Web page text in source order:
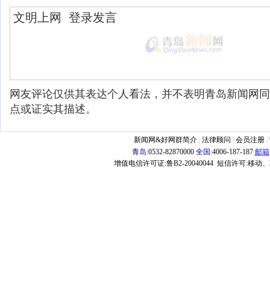
网友评论仅供其表达个人看法，并不表明青岛新闻网
点或证实其描述。